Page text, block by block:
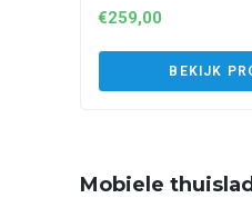
€259,00
BEKIJK
Mobiele